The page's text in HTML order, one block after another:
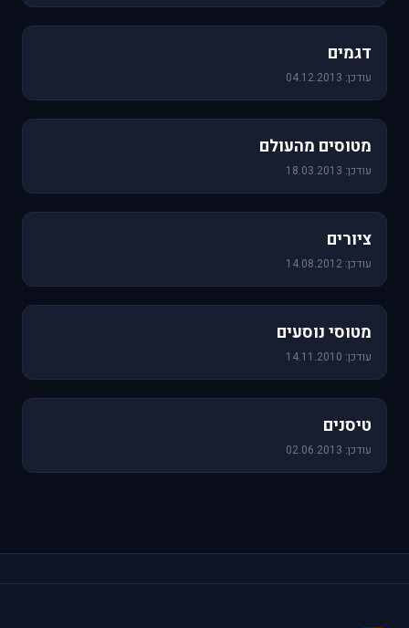
דגמים
עודכן: 04.12.2013
מטוסים מהעולם
עודכן: 18.03.2013
ציורים
עודכן: 14.08.2012
מטוסי נוסעים
עודכן: 14.11.2010
טיסנים
עודכן: 02.06.2013